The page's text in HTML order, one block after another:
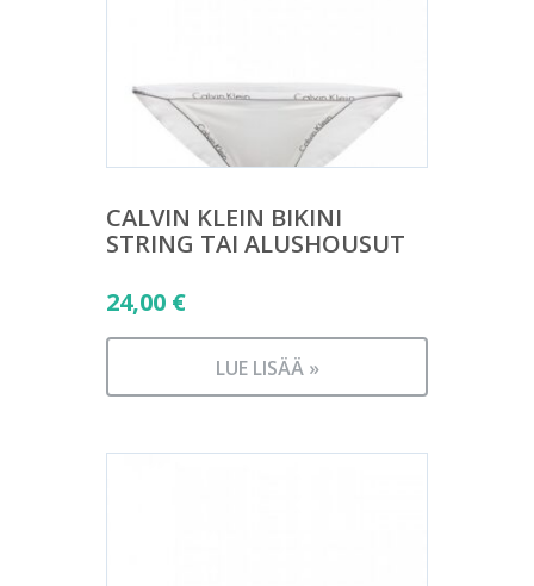
CALVIN KLEIN BIKINI
STRING TAI ALUSHOUSUT
24,00 €
LUE LISÄÄ »